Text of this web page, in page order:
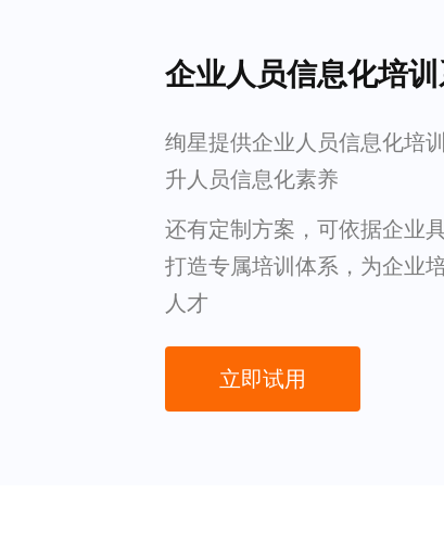
企业人员信息化培
绚星提供企业人员信息化培
升人员信息化素养
还有定制方案，可依据企业
打造专属培训体系，为企业
人才
立即试用